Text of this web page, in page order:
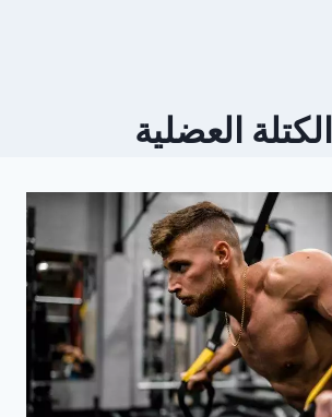
الكتلة العضلية